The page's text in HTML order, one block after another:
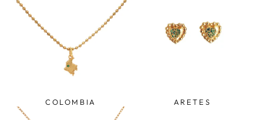
COLOMBIA ARETES